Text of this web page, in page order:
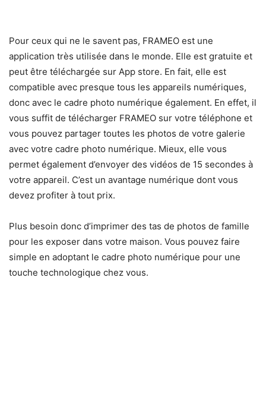
Pour ceux qui ne le savent pas, FRAMEO est une
application très utilisée dans le monde. Elle est gratuite et
peut être téléchargée sur App store. En fait, elle est
compatible avec presque tous les appareils numériques,
donc avec le cadre photo numérique également. En effet, il
vous suffit de télécharger FRAMEO sur votre téléphone et
vous pouvez partager toutes les photos de votre galerie
avec votre cadre photo numérique. Mieux, elle vous
permet également d’envoyer des vidéos de 15 secondes à
votre appareil. C’est un avantage numérique dont vous
devez profiter à tout prix.
Plus besoin donc d’imprimer des tas de photos de famille
pour les exposer dans votre maison. Vous pouvez faire
simple en adoptant le cadre photo numérique pour une
touche technologique chez vous.